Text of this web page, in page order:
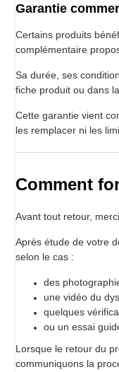
Garantie
Certains produits
complémentaire
Sa durée, ses
fiche produit ou dans
Cette garantie vient
les remplacer ni les
Comment
Avant tout retour,
Après étude de votre
selon le cas :
des
une vidéo du
quelques
ou un essai
Lorsque le retour du
communiquons la